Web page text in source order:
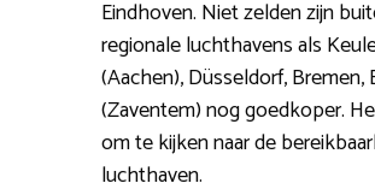
Eindhoven. Niet zelden zijn
regionale luchthavens als
(Aachen), Düsseldorf, Bremen,
(Zaventem) nog goedkoper.
om te kijken naar de
luchthaven.